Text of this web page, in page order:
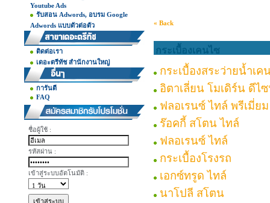
Youtube Ads
รับสอน Adwords, อบรม Google
Adwords แบบตัวต่อตัว
ติดต่อเรา
เดอะตรีทัช สำนักงานใหญ่
การันตี
FAQ
ชื่อผู้ใช้ :
รหัสผ่าน :
เข้าสู่ระบบอัตโนมัติ :
« Back
กระเบื้องเคนไซ
กระเบื้องสระว่ายน้ำเค
อิตาเลี่ยน โมเดิร์น ดีไ
ฟลอเรนซ์ ไทล์ พรีเมี่ยม
ร๊อคกี้ สโตน ไทล์
ฟลอเรนซ์ ไทล์
กระเบื้องโรงรถ
เอกซ์ทรูด ไทล์
นาโปลี สโตน